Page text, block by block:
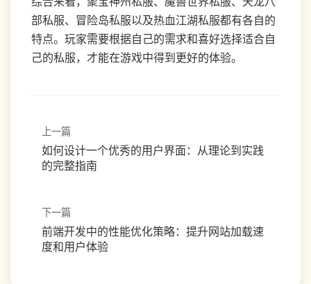
部私服、冒险岛私服以及热血江湖私服都有各自的
特点。玩家需要根据自己的需求和喜好选择适合自
己的私服，才能在游戏中得到更好的体验。
上一篇
如何设计一个优秀的用户界面：从理论到实践
的完整指南
下一篇
前端开发中的性能优化策略：提升网站加载速
度和用户体验